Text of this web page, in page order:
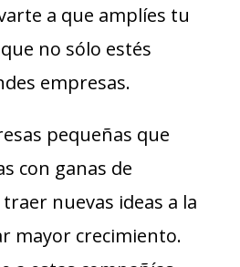
a que amplíes tu
no sólo estés
empresas.
pequeñas que
con ganas de
nuevas ideas a la
mayor crecimiento.